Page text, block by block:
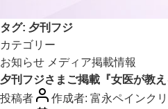
タグ: 夕刊フジ
カテゴリー
お知らせ メディア掲載情報
夕刊フジさまご掲載『女医が教え
投稿者
作成者: 富永ペインク